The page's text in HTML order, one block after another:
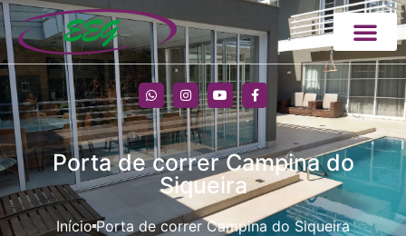
Porta de correr Campina do
Siqueira
Início Porta de correr Campina do Siqueira